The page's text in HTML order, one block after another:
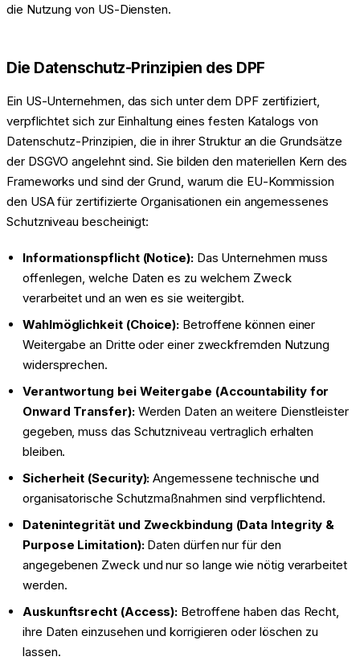
die Nutzung von US-Diensten.
Die Datenschutz-Prinzipien des DPF
Ein US-Unternehmen, das sich unter dem DPF zertifiziert,
verpflichtet sich zur Einhaltung eines festen Katalogs von
Datenschutz-Prinzipien, die in ihrer Struktur an die Grundsätze
der DSGVO angelehnt sind. Sie bilden den materiellen Kern des
Frameworks und sind der Grund, warum die EU-Kommission
den USA für zertifizierte Organisationen ein angemessenes
Schutzniveau bescheinigt:
Informationspflicht (Notice):Das Unternehmen muss
offenlegen, welche Daten es zu welchem Zweck
verarbeitet und an wen es sie weitergibt.
Wahlmöglichkeit (Choice): Betroffene können einer
Weitergabe an Dritte oder einer zweckfremden Nutzung
widersprechen.
Verantwortung bei Weitergabe (Accountability for
Onward Transfer):Werden Daten an weitere Dienstleister
gegeben, muss das Schutzniveau vertraglich erhalten
bleiben.
Sicherheit (Security): Angemessene technische und
organisatorische Schutzmaßnahmen sind verpflichtend.
Datenintegrität und Zweckbindung (Data Integrity &
Purpose Limitation):Daten dürfen nur für den
angegebenen Zweck und nur so lange wie nötig verarbeitet
werden.
Auskunftsrecht (Access): Betroffene haben das Recht,
ihre Daten einzusehen und korrigieren oder löschen zu
lassen.